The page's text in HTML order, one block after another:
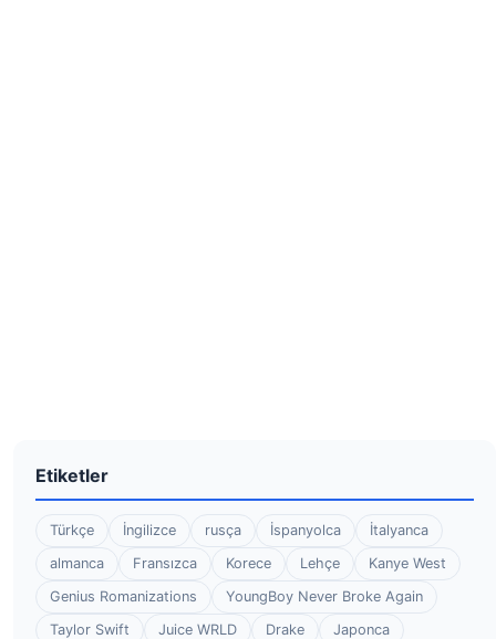
Etiketler
Türkçe İngilizce rusça İspanyolca
İtalyanca
almanca
Fransızca Korece Lehçe
Kanye West
Genius Romanizations
YoungBoy Never Broke Again
Taylor Swift
Juice WRLD Drake
Japonca